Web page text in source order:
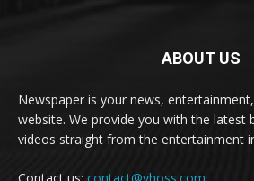
ABOUT US
Newspaper is your news,
website. We provide you with the latest
videos straight from the entertainment